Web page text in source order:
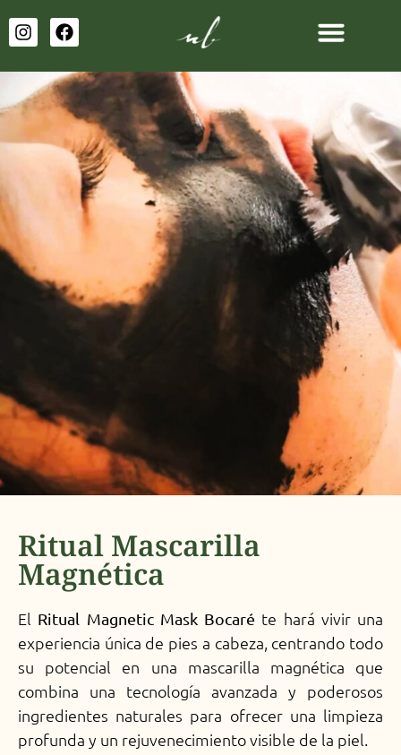
Ritual Mascarilla
Magnética
El Ritual Magnetic Mask Bocaré te hará vivir una
experiencia única de pies a cabeza, centrando todo
su potencial en una mascarilla magnética que
combina una tecnología avanzada y poderosos
ingredientes naturales para ofrecer una limpieza
profunda y un rejuvenecimiento visible de la piel.